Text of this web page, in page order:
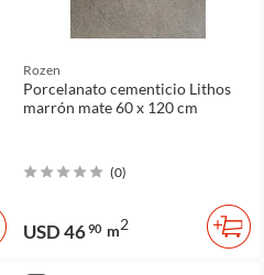
Rozen
Porcelanato cementicio Lithos
marrón mate 60 x 120 cm
(0)
USD 4690 m2